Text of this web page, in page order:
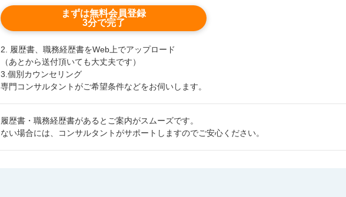
まずは無料会員登録
3分で完了
2. 履歴書、職務経歴書をWeb上でアップロード
（あとから送付頂いても大丈夫です）
3.個別カウンセリング
専門コンサルタントがご希望条件などをお伺いします。
履歴書・職務経歴書があるとご案内がスムーズです。
ない場合には、コンサルタントがサポートしますのでご安心ください。